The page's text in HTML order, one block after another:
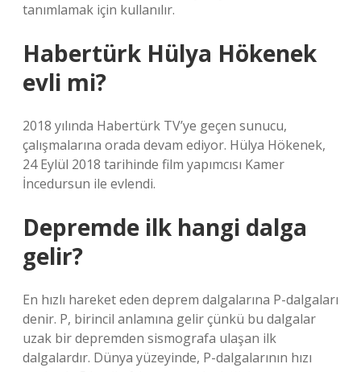
tanımlamak için kullanılır.
Habertürk Hülya Hökenek
evli mi?
2018 yılında Habertürk TV’ye geçen sunucu,
çalışmalarına orada devam ediyor. Hülya Hökenek,
24 Eylül 2018 tarihinde film yapımcısı Kamer
İncedursun ile evlendi.
Depremde ilk hangi dalga
gelir?
En hızlı hareket eden deprem dalgalarına P-dalgaları
denir. P, birincil anlamına gelir çünkü bu dalgalar
uzak bir depremden sismografa ulaşan ilk
dalgalardır. Dünya yüzeyinde, P-dalgalarının hızı